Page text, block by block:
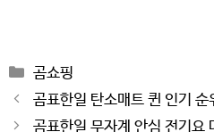
Categories
곰쇼핑
Post
navigation
곰표한일 탄소매트 퀸 인기
곰표한일 무자계 안심 전기